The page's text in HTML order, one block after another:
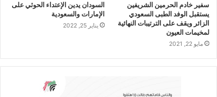
سفير خادم الحرمين الشريفين
يستقبل الوفد الطبى السعودي
الزائر ويقف على الترتيبات النهائية
لمخيمات العيون
مايو 22, 2021
السودان يدين الإعتداء الحوثي على
الإمارات والسعودية
يناير 25, 2022